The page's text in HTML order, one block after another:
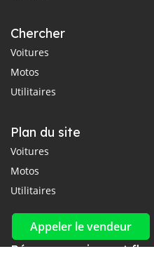
Appeler le vendeur
Chercher
Voitures
Motos
Utilitaires
Plan du site
Voitures
Motos
Utilitaires
Réseaux sociaux et flux